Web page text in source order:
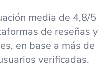
media de 4,8/5
de reseñas y
en base a más de
verificadas.